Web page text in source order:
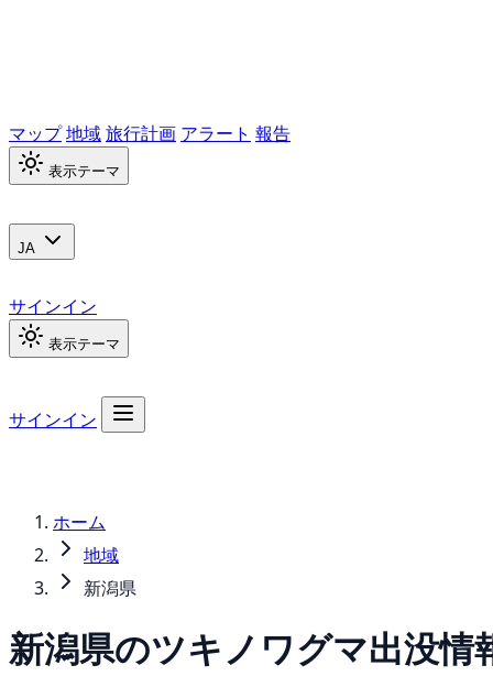
マップ地域旅行計画 アラート 報告
表示テーマ
JA
サインイン
表示テーマ
サインイン
ホーム
地域
新潟県
新潟県のツキノワグマ出没情